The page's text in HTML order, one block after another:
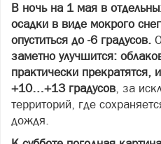
В ночь на 1 мая в
осадки в виде мокрого
опуститься до -6 градусов.
заметно улучшится:
практически прекратятся,
+10…+13 градусов, за
территорий, где
дождя.